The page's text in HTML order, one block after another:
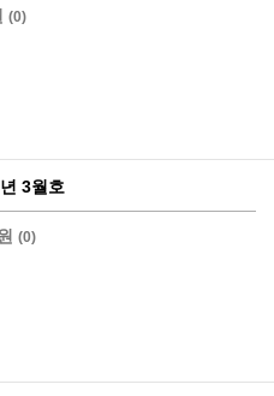
(0)
3월호
(0)